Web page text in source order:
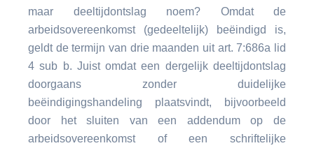
maar deeltijdontslag noem? Omdat de
arbeidsovereenkomst (gedeeltelijk) beëindigd is,
geldt de termijn van drie maanden uit art. 7:686a lid
4 sub b. Juist omdat een dergelijk deeltijdontslag
doorgaans zonder duidelijke
beëindigingshandeling plaatsvindt, bijvoorbeeld
door het sluiten van een addendum op de
arbeidsovereenkomst of een schriftelijke